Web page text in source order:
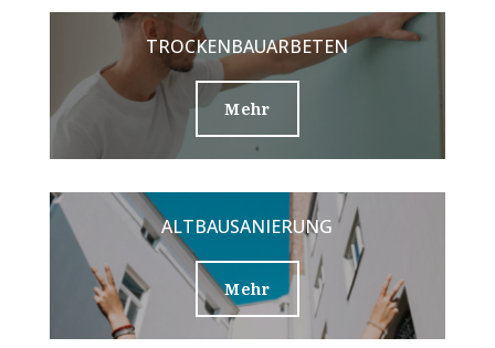
TROCKENBAUARBETEN
Mehr
ALTBAUSANIERUNG
Mehr